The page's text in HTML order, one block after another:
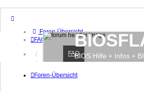
Foren-Übersicht
FAQ
Anmelden
Registrieren
BIOS Hilfe + Infos +
FAQ
Foren-Übersicht